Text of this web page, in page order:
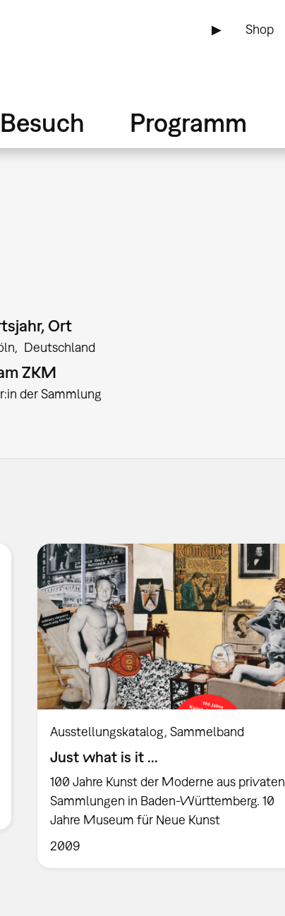
▶ Shop
Besuch Programm
Ort
Deutschland
ZKM
der Sammlung
Ausstellungskatalog Sammelband
Just what is it ...
100 Jahre Kunst der Moderne aus privaten
Sammlungen in Baden-Württemberg. 10
Jahre Museum für Neue Kunst
2009